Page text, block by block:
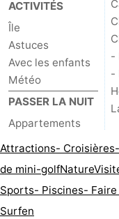
ACTIVITÉS
Île
Astuces
Avec les enfants
Météo
PASSER LA NUIT
Appartements
-
-
Attractions- Croisières
de mini-golfNature
Sports- Piscines-
Surfen